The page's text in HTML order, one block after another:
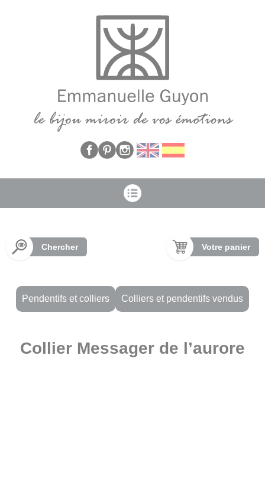
Chercher Votre panier
Pendentifs et colliers Colliers et pendentifs vendus
Collier Messager de l’aurore